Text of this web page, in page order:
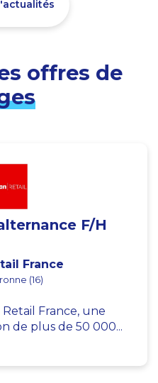
offres de
F/H
France
(16)
France, une
de plus de 50 000...